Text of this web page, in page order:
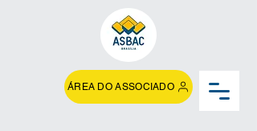
ÁREA DO ASSOCIADO